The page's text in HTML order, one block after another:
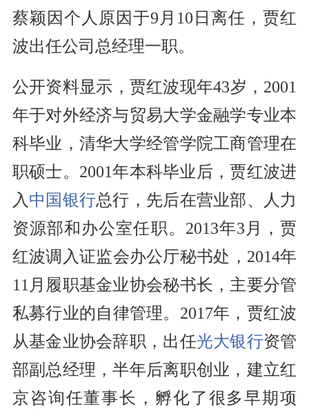
蔡颖因个人原因于9月10日离任，贾红
波出任公司总经理一职。
公开资料显示，贾红波现年43岁，2001
年于对外经济与贸易大学金融学专业本
科毕业，清华大学经管学院工商管理在
职硕士。2001年本科毕业后，贾红波进
入中国银行总行，先后在营业部、人力
资源部和办公室任职。2013年3月，贾
红波调入证监会办公厅秘书处，2014年
11月履职基金业协会秘书长，主要分管
私募行业的自律管理。2017年，贾红波
从基金业协会辞职，出任光大银行资管
部副总经理，半年后离职创业，建立红
京咨询任董事长，孵化了很多早期项